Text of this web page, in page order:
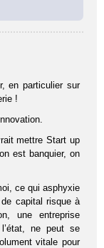
en particulier sur
!
mettre Start up
est banquier, on
ce qui asphyxie
capital risque à
une entreprise
ne peut se
vitale pour